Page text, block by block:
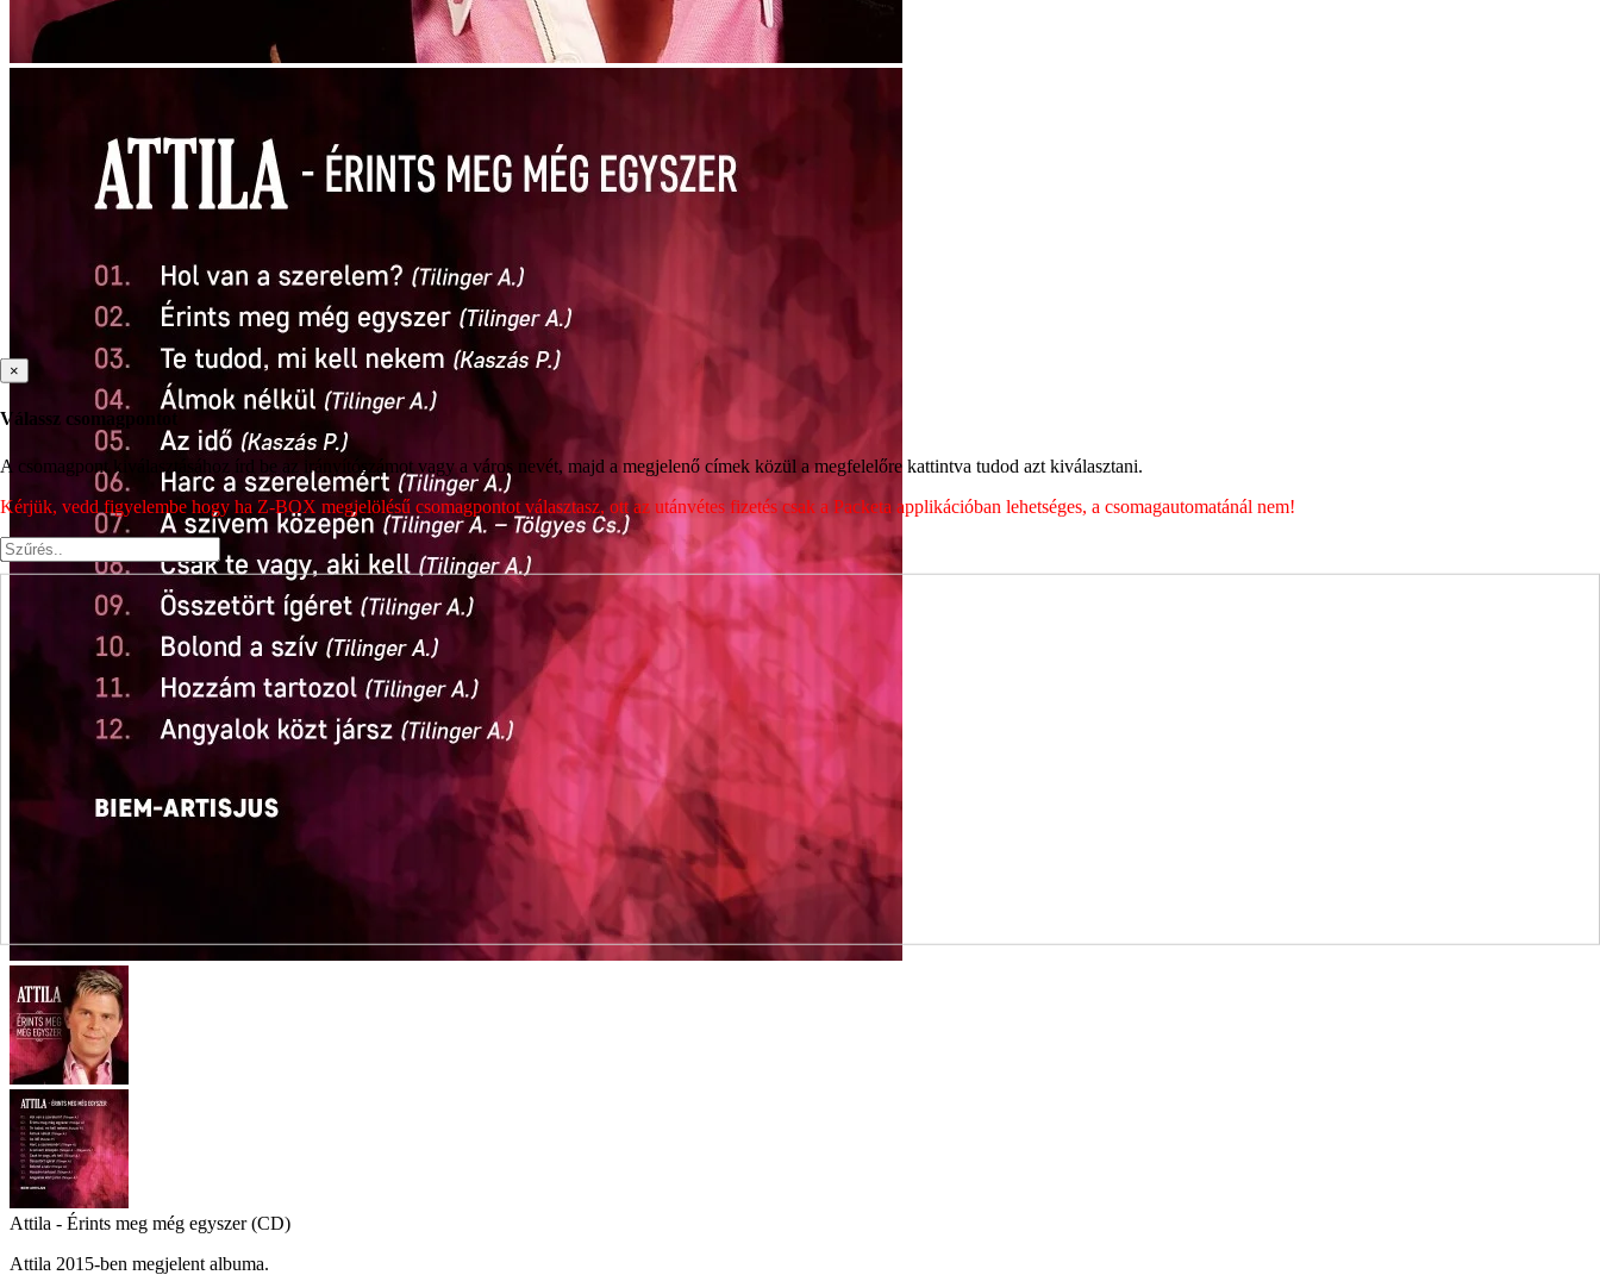
Attila - Érints meg még egyszer (CD)
Attila 2015-ben megjelent albuma.
×
Válassz csomagpontot
A csomagpont kiválasztásához írd be az irányítószámot vagy a város nevét, majd a megjelenő címek közül a megfelelőre kattintva tudod azt kiválasztani.
Kérjük, vedd figyelembe hogy ha Z-BOX megjelölésű csomagpontot választasz, ott az utánvétes fizetés csak a Packeta applikációban lehetséges, a csomagautomatánál nem!